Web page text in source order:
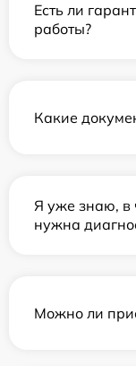
Есть ли
работы?
Какие
Я уже знаю, в
нужна
Можно ли